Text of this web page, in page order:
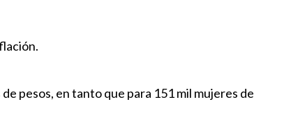
pesos, en tanto que para 151 mil mujeres de